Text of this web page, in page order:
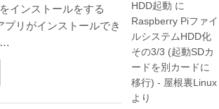
インストールをする
プリがインストールでき
…
HDD起動 に
Raspberry Piファイ
ルシステムHDD化
その3/3 (起動SDカ
ードを別カードに
移行) - 屋根裏Linux
より